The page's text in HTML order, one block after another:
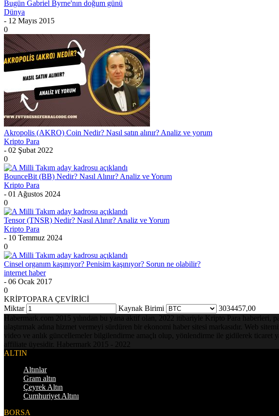
Bugün Gabriel Byrne'nın doğum günü
Dünya
- 12 Mayıs 2015
0
Akropolis (AKRO) Coin Nedir? Nasıl satın alınır? Analiz ve yorum
Kripto Para
- 02 Şubat 2022
0
BounceBit (BB) Nedir? Nasıl Alınır? Analiz ve Yorum
Kripto Para
- 01 Ağustos 2024
0
Tensor (TNSR) Nedir? Nasıl Alınır? Analiz ve Yorum
Kripto Para
- 10 Temmuz 2024
0
Cinsel organım kaşınıyor? Penisim kaşınıyor? Sorun ne olabilir?
internet haber
- 06 Ocak 2017
0
KRİPTOPARA ÇEVİRİCİ
Miktar
Kaynak Birimi
3034457,00
Habermark.com 2015 yılından bu yana aktif olan, 2022 itibariyle Kripto Para haberleri,
ulaştırmak adına hizmet vermeyi sürdüren bir ekonomi haber sitesi markasıdır. Web
video ve anlık güncellemeler bilgilendirme amaçlı olup, yönlendirme ile gidilerek ticaret
affiliate üyesidir. Habermark 2015 - 2022
ALTIN
Altınlar
Gram altın
Çeyrek Altın
Cumhuriyet Altını
BORSA